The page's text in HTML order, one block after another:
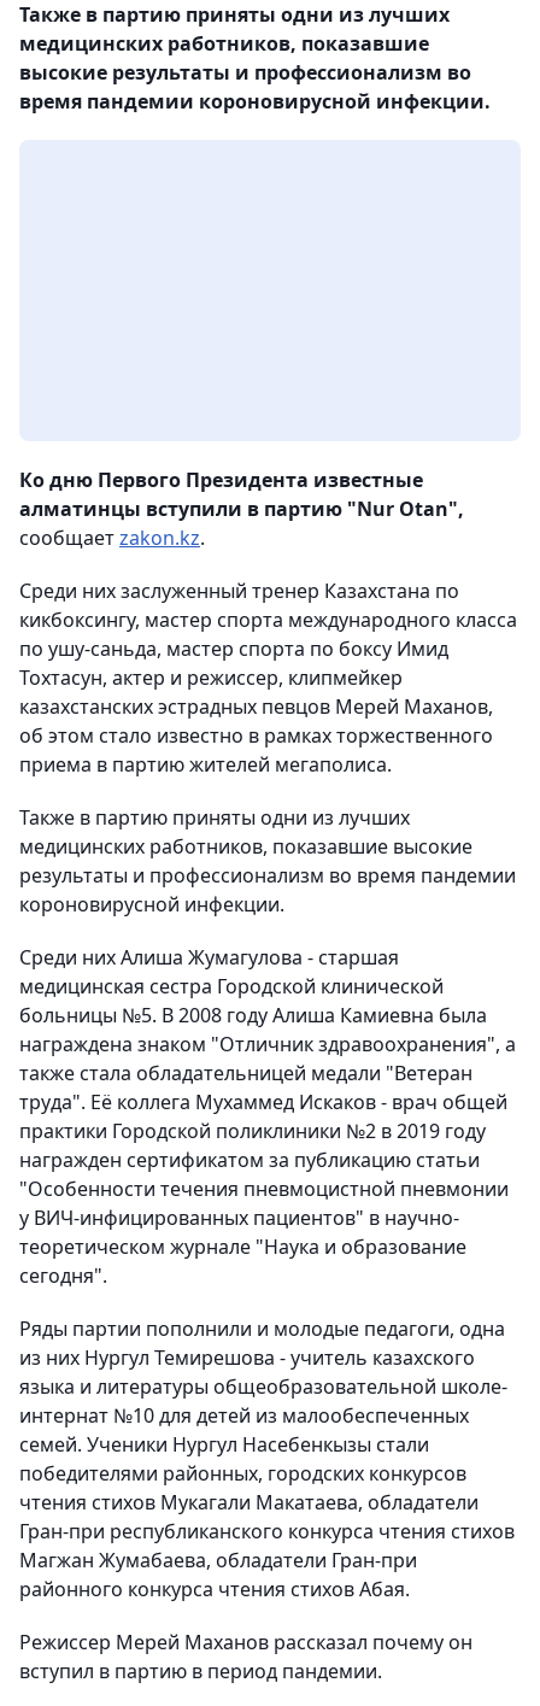
Также в партию приняты одни из лучших
медицинских работников, показавшие
высокие результаты и профессионализм во
время пандемии короновирусной инфекции.
Ко дню Первого Президента известные
алматинцы вступили в партию "Nur Otan",
сообщаетzakon.kz.
Среди них заслуженный тренер Казахстана по
кикбоксингу, мастер спорта международного класса
по ушу-саньда, мастер спорта по боксу Имид
Тохтасун, актер и режиссер, клипмейкер
казахстанских эстрадных певцов Мерей Маханов,
об этом стало известно в рамках торжественного
приема в партию жителей мегаполиса.
Также в партию приняты одни из лучших
медицинских работников, показавшие высокие
результаты и профессионализм во время пандемии
короновирусной инфекции.
Среди них Алиша Жумагулова - старшая
медицинская сестра Городской клинической
больницы №5. В 2008 году Алиша Камиевна была
награждена знаком "Отличник здравоохранения", а
также стала обладательницей медали "Ветеран
труда". Её коллега Мухаммед Искаков - врач общей
практики Городской поликлиники №2 в 2019 году
награжден сертификатом за публикацию статьи
"Особенности течения пневмоцистной пневмонии
у ВИЧ-инфицированных пациентов" в научно-
теоретическом журнале "Наука и образование
сегодня".
Ряды партии пополнили и молодые педагоги, одна
из них Нургул Темирешова - учитель казахского
языка и литературы общеобразовательной школе-
интернат №10 для детей из малообеспеченных
семей. Ученики Нургул Насебенкызы стали
победителями районных, городских конкурсов
чтения стихов Мукагали Макатаева, обладатели
Гран-при республиканского конкурса чтения стихов
Магжан Жумабаева, обладатели Гран-при
районного конкурса чтения стихов Абая.
Режиссер Мерей Маханов рассказал почему он
вступил в партию в период пандемии.